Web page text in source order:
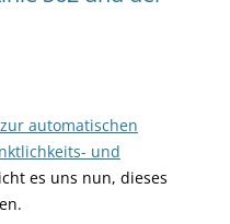
automatischen
und
es uns nun, dieses